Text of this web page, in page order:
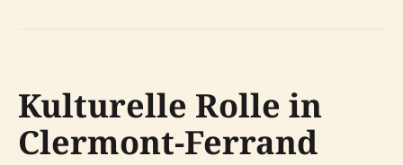
Kulturelle Rolle in
Clermont-Ferrand